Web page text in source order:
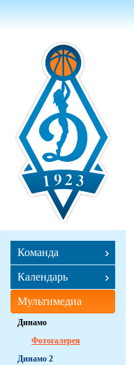
Команда
Календарь
Мультимедиа
Динамо
Фотогалерея
Динамо 2